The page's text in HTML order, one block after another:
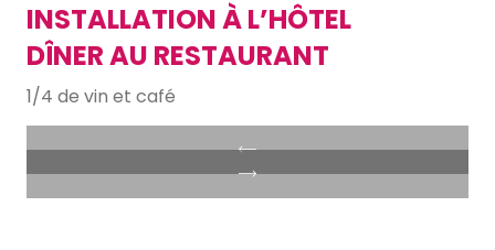
INSTALLATION À L’HÔTEL
DÎNER AU RESTAURANT
1/4 de vin et café